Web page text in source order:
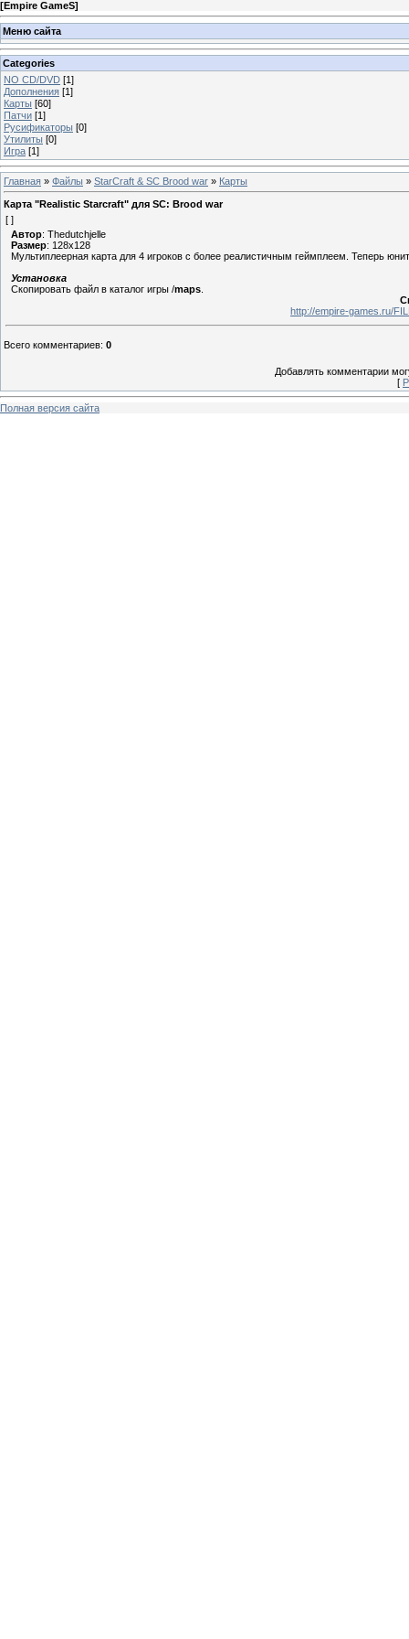
[Empire GameS]
Меню сайта
Categories
NO CD/DVD [1]
Дополнения [1]
Карты [60]
Патчи [1]
Русификаторы [0]
Утилиты [0]
Игра [1]
Главная » Файлы » StarCraft & SC Brood war » Карты
Карта "Realistic Starcraft" для SC: Brood war
[ ]
Автор: Thedutchjelle
Размер: 128x128
Мультиплеерная карта для 4 игроков с более реалистичным геймплеем. Теперь
Установка
Скопировать файл в каталог игры /maps
http://empire-games.ru/
Всего комментариев: 0
Добавлять комментарии
[
Полная версия сайта